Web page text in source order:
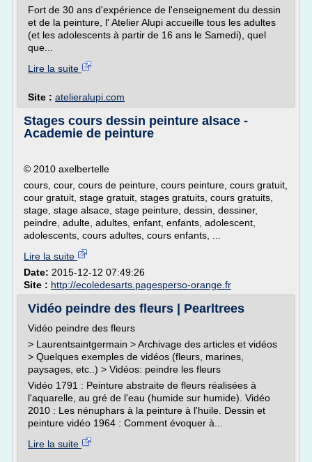
Fort de 30 ans d'expérience de l'enseignement du dessin
et de la peinture, l' Atelier Alupi accueille tous les adultes
(et les adolescents à partir de 16 ans le Samedi), quel
que...
Lire la suite
Site : atelieralupi.com
Stages cours dessin peinture alsace -
Academie de peinture
© 2010 axelbertelle
cours, cour, cours de peinture, cours peinture, cours gratuit,
cour gratuit, stage gratuit, stages gratuits, cours gratuits,
stage, stage alsace, stage peinture, dessin, dessiner,
peindre, adulte, adultes, enfant, enfants, adolescent,
adolescents, cours adultes, cours enfants, ...
Lire la suite
Date: 2015-12-12 07:49:26
Site : http://ecoledesarts.pagesperso-orange.fr
Vidéo peindre des fleurs | Pearltrees
Vidéo peindre des fleurs
> Laurentsaintgermain > Archivage des articles et vidéos
> Quelques exemples de vidéos (fleurs, marines,
paysages, etc..) > Vidéos: peindre les fleurs
Vidéo 1791 : Peinture abstraite de fleurs réalisées à
l'aquarelle, au gré de l'eau (humide sur humide). Vidéo
2010 : Les nénuphars à la peinture à l'huile. Dessin et
peinture vidéo 1964 : Comment évoquer à...
Lire la suite